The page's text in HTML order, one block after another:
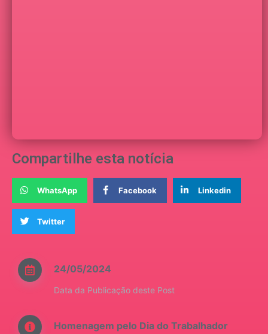
Compartilhe esta notícia
WhatsApp Facebook Linkedin
Twitter
24/05/2024
Data da Publicação deste Post
Homenagem pelo Dia do Trabalhador